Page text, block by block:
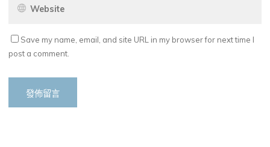
Save my name, email, and site URL in my browser for next time I
post a comment.